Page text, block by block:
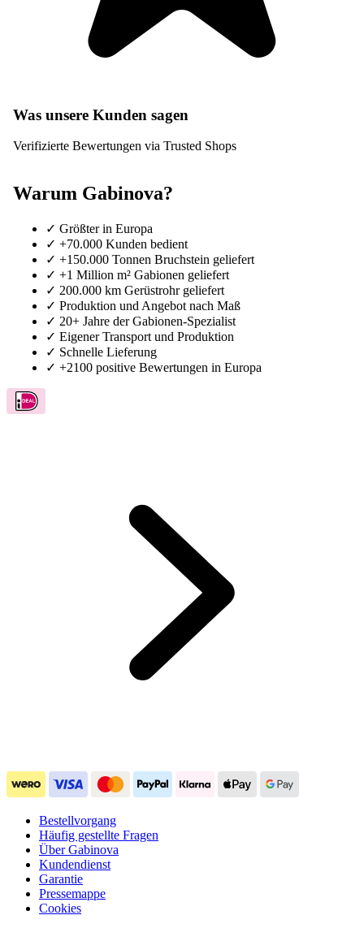
Was unsere Kunden sagen
Verifizierte Bewertungen via Trusted Shops
Warum Gabinova?
✓ Größter in Europa
✓ +70.000 Kunden bedient
✓ +150.000 Tonnen Bruchstein geliefert
✓ +1 Million m² Gabionen geliefert
✓ 200.000 km Gerüstrohr geliefert
✓ Produktion und Angebot nach Maß
✓ 20+ Jahre der Gabionen-Spezialist
✓ Eigener Transport und Produktion
✓ Schnelle Lieferung
✓ +2100 positive Bewertungen in Europa
Bestellvorgang
Häufig gestellte Fragen
Über Gabinova
Kundendienst
Garantie
Pressemappe
Cookies